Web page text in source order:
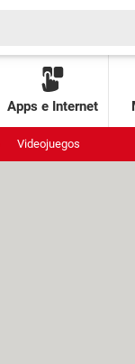
Apps e Internet
Videojuegos